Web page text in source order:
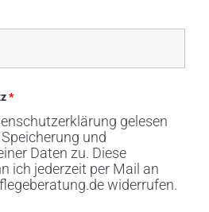
*
gelesen
und
Daten zu. Diese
ich jederzeit per Mail an
widerrufen.